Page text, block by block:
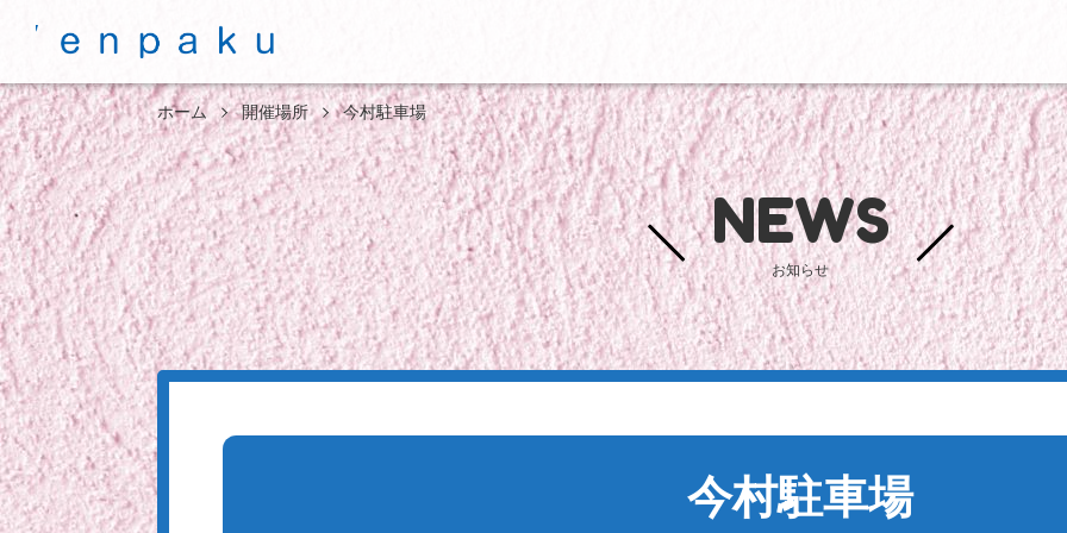
ホーム 開催場所 今村駐車場
NEWS
お知らせ
今村駐車場